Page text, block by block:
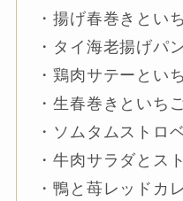
・揚げ春巻きとい
・タイ海老揚げパ
・鶏肉サテーとい
・生春巻きといち
・ソムタムストロ
・牛肉サラダとス
・鴨と苺レッドカ